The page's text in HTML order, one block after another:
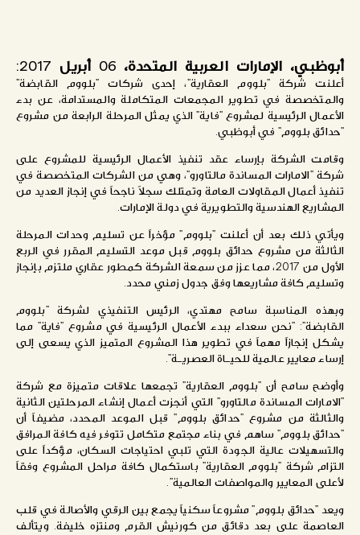
أبوظبي، الإمارات العربية المتحدة، 06 أبريل 2017:
أعلنت شركة "بلووم العقارية"، إحدى شركات "بلووم القابضة"
والمتخصصة في تطوير المجمعات المتكاملة والمستدامة، عن بدء
الأعمال الرئيسية لمشروع "فاية" الذي يمثل المرحلة الرابعة من مشروع
"حدائق بلووم" في أبوظبي.
وقامت الشركة بإرساء عقد تنفيذ الأعمال الرئيسية للمشروع على
شركة "الامارات المساندة مالتاورو"، وهي من الشركات المتخصصة في
تنفيذ أعمال المقاولات العامة وتمتلك سجلاً ناجحاً في إنجاز العديد من
المشاريع الهندسية والتطويرية في دولة الإمارات.
ويأتي ذلك بعد أن أعلنت "بلووم" مؤخراً عن تسليم وحدات المرحلة
الثالثة من مشروع حدائق بلووم قبل موعد التسليم المقرر في الربع
الأول من 2017، مما عزز من سمعة الشركة كمطور عقاري ملتزم بإنجاز
وتسليم كافة مشاريعها وفق جدول زمني محدد.
وبهذه المناسبة سامح مهتدي، الرئيس التنفيذي لشركة "بلووم
القابضة": "نحن سعداء ببدء الأعمال الرئيسية في مشروع "فاية" مما
يشكل إنجازاً مهماً في تطوير هذا المشروع المتميز الذي يسعى إلى
إرساء معايير عالمية للحيـاة العصريـة".
وأوضح سامح أن "بلووم العقارية" تجمعها علاقات متميزة مع شركة
"الامارات المساندة مالتاورو" التي أنجزت أعمال إنشاء المرحلتين الثانية
والثالثة من مشروع "حدائق بلووم" قبل الموعد المحدد، مضيفاً أن
"حدائق بلووم" ساهم في بناء مجتمع متكامل تتوفر فيه كافة المرافق
والتسهيلات عالية الجودة التي تلبي احتياجات السكان، مؤكداً على
التزام شركة "بلووم العقارية" باستكمال كافة مراحل المشروع وفقاً
لأعلى المعايير والمواصفات العالمية".
ويعد "حدائق بلووم" مشروعاً سكنياً يجمع بين الرقي والأصالة في قلب
العاصمة على بعد دقائق من كورنيش القرم ومنتزه خليفة. ويتألف